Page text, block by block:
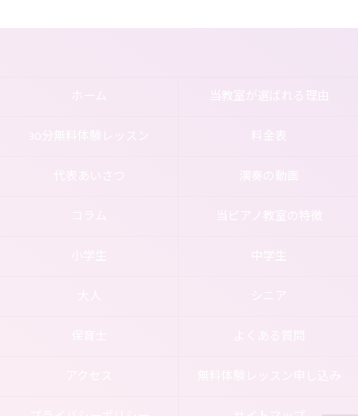
当教室が選ばれる理由